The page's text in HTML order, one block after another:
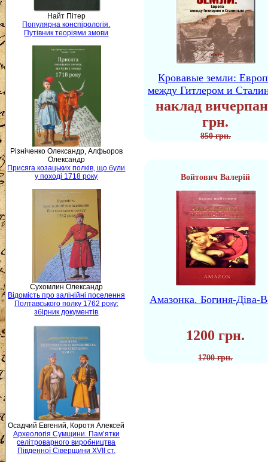
Найт Пітер
Популярна конспірологія.
Путівник теоріями змови
Різніченко Олександр, Алфьоров
Олександр
Присяга козацьких полків, що були
у поході 1718 року
Сухомлин Олександр
Відомість про залінійні поселення
Полтавського полку 1762 року:
збірник документів
Осадчий Евгений, Коротя Алексей
Археологія Сумщини. Пам’ятки
селітроварного виробництва
Південної Сіверщини XVII ст.
Кровавые земли:
между Гитлером и
наклад
грн.
850 грн.
Войтович Валерій
Амазонка. Богиня-Діва-
1200 грн.
1700 грн.